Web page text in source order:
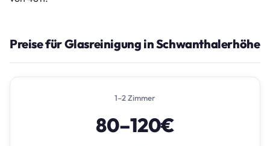
Preise für Glasreinigung in Schwanthalerhöhe
1–2 Zimmer
80–120€